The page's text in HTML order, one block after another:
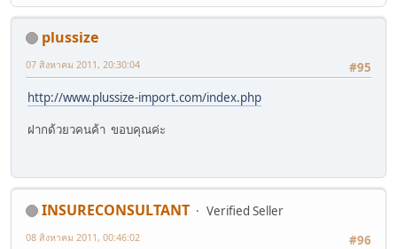
plussize
#95
07 สิงหาคม 2011, 20:30:04
http://www.plussize-import.com/index.php
ฝากด้วยวคนค้า ขอบคุณค่ะ
INSURECONSULTANT
Verified Seller
#96
08 สิงหาคม 2011, 00:46:02